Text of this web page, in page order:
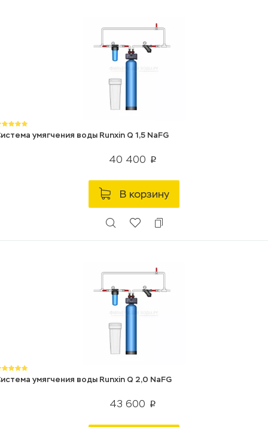
умягчения воды Runxin Q 1,5 NaFG
40 400 p
В корзину
умягчения воды Runxin Q 2,0 NaFG
43 600 p